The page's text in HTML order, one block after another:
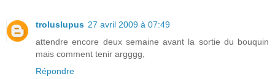
troluslupus 27 avril 2009 à 07:49
attendre encore deux semaine avant la sortie du bouquin
mais comment tenir argggg,
Répondre